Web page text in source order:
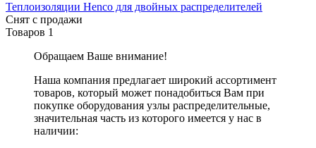
Теплоизоляции Henco для двойных распределителей
Снят с продажи
Товаров 1
Обращаем Ваше внимание!
Наша компания предлагает широкий ассортимент
товаров, который может понадобиться Вам при
покупке оборудования узлы распределительные,
значительная часть из которого имеется у нас в
наличии: